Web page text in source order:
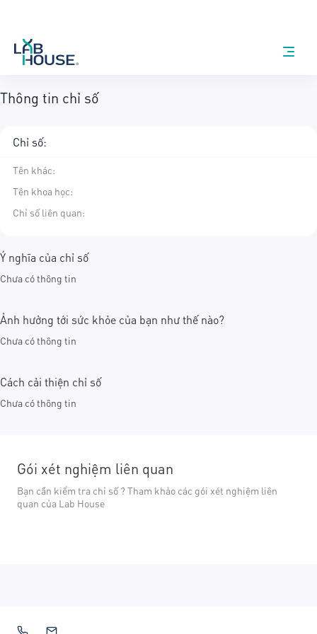
Thông tin chỉ số
Chỉ số:
Tên khác:
Tên khoa học:
Chỉ số liên quan:
Ý nghĩa của chỉ số
Chưa có thông tin
Ảnh hưởng tới sức khỏe của bạn như thế nào?
Chưa có thông tin
Cách cải thiện chỉ số
Chưa có thông tin
Gói xét nghiệm liên quan
Bạn cần kiểm tra chỉ số ? Tham khảo các gói xét nghiệm liên
quan của Lab House